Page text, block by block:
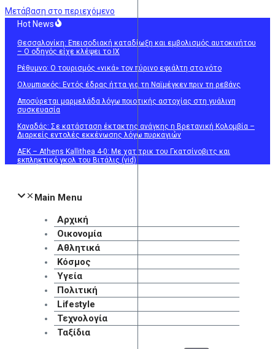
Μετάβαση στο περιεχόμενο
Hot News
Θεσσαλονίκη: Επεισοδιακή καταδίωξη και εμβολισμός αυτοκινήτου
– Ο οδηγός είχε κλέψει το ΙΧ
Ρέθυμνο: Ο τουρισμός «νικά» τον πύρινο εφιάλτη στο νότο
Ολυμπιακός: Εντός έδρας ήττα για τη Ναϊμέγκεν πριν τη ρεβάνς
Αποσύρεται μαρμελάδα λόγω ποιοτικής αστοχίας στη γυάλινη
συσκευασία
Καναδάς: Σε κατάσταση έκτακτης ανάγκης η Βρετανική Κολομβία –
Διαρκείς εντολές εκκένωσης λόγω πυρκαγιών
ΑΕΚ – Athens Kallithea 4-0: Με χατ τρικ του Γκατσίνοβιτς και
εκπληκτικό γκολ του Βιτάλις (vid)
Main Menu
Αρχική
Οικονομία
Αθλητικά
Κόσμος
Υγεία
Πολιτική
Lifestyle
Τεχνολογία
Ταξίδια